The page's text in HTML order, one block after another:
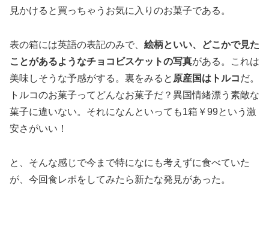
見かけると買っちゃうお気に入りのお菓子である。
表の箱には英語の表記のみで、 絵柄といい、どこかで見た
ことがあるようなチョコビスケットの写真がある。これは
美味しそうな予感がする。裏をみると 原産国はトルコだ。
トルコのお菓子ってどんなお菓子だ？異国情緒漂う素敵な
菓子に違いない。それになんといっても1箱￥99という激
安さがいい！
と、そんな感じで今まで特になにも考えずに食べていた
が、今回食レポをしてみたら新たな発見があった。